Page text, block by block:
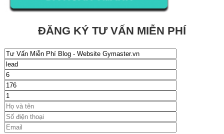
ĐĂNG KÝ TƯ VẤN MIỄN PHÍ